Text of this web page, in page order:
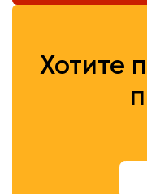
Хотите